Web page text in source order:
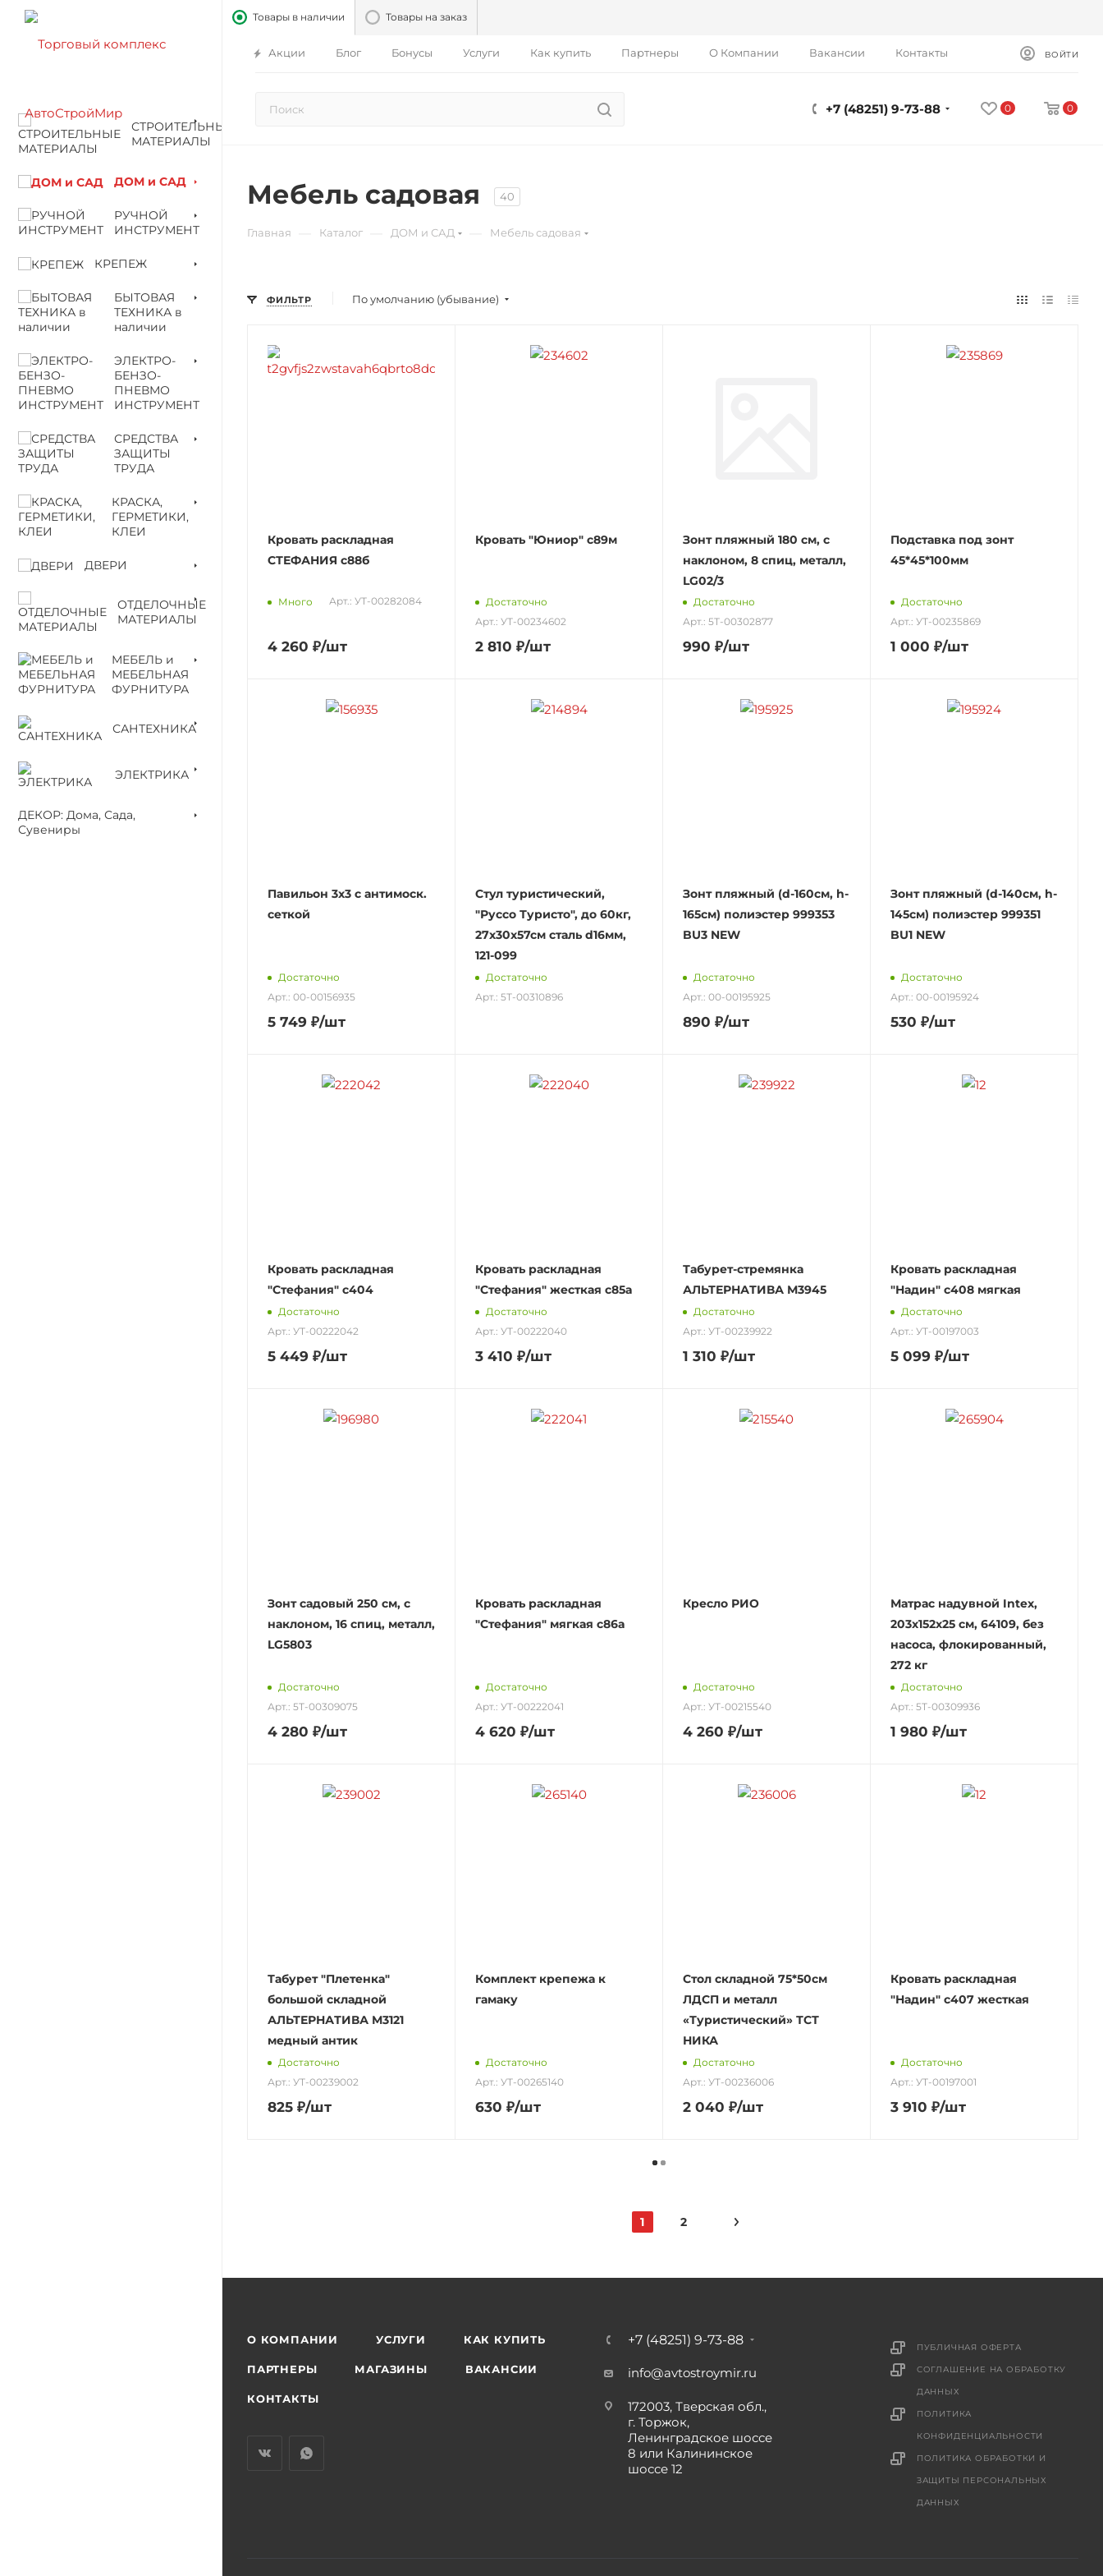
Товары в наличии Товары на заказ
Акции Блог Бонусы Услуги Как купить Партнеры О Компании Вакансии Контакты ВОЙТИ
0 0
+7 (48251) 9-73-88
СТРОИТЕЛЬНЫЕ
МАТЕРИАЛЫ
ДОМ и САД
РУЧНОЙ
ИНСТРУМЕНТ
КРЕПЕЖ
БЫТОВАЯ
ТЕХНИКА в
наличии
ЭЛЕКТРО-
БЕНЗО-
ПНЕВМО
ИНСТРУМЕНТ
СРЕДСТВА
ЗАЩИТЫ
ТРУДА
КРАСКА,
ГЕРМЕТИКИ,
КЛЕИ
ДВЕРИ
ОТДЕЛОЧНЫЕ
МАТЕРИАЛЫ
МЕБЕЛЬ и
МЕБЕЛЬНАЯ
ФУРНИТУРА
САНТЕХНИКА
ЭЛЕКТРИКА
ДЕКОР: Дома, Сада,
Сувениры
Мебель садовая 40
Главная Каталог ДОМ и САД Мебель садовая
ФИЛЬТР По умолчанию (убывание)
Кровать раскладная
СТЕФАНИЯ с88б
Много Арт.: УТ-00282084
4 260 ₽/шт
Кровать "Юниор" с89м
Достаточно
Арт.: УТ-00234602
2 810 ₽/шт
Зонт пляжный 180 см, с
наклоном, 8 спиц, металл,
LG02/3
Достаточно
Арт.: 5Т-00302877
990 ₽/шт
Подставка под зонт
45*45*100мм
Достаточно
Арт.: УТ-00235869
1 000 ₽/шт
Павильон 3х3 с антимоск.
сеткой
Достаточно
Арт.: 00-00156935
5 749 ₽/шт
Стул туристический,
"Руссо Туристо", до 60кг,
27х30х57см сталь d16мм,
121-099
Достаточно
Арт.: 5Т-00310896
Зонт пляжный (d-160см, h-
165см) полиэстер 999353
BU3 NEW
Достаточно
Арт.: 00-00195925
890 ₽/шт
Зонт пляжный (d-140см, h-
145см) полиэстер 999351
BU1 NEW
Достаточно
Арт.: 00-00195924
530 ₽/шт
Кровать раскладная
"Стефания" с404
Достаточно
Арт.: УТ-00222042
5 449 ₽/шт
Кровать раскладная
"Стефания" жесткая с85а
Достаточно
Арт.: УТ-00222040
3 410 ₽/шт
Табурет-стремянка
АЛЬТЕРНАТИВА М3945
Достаточно
Арт.: УТ-00239922
1 310 ₽/шт
Кровать раскладная
"Надин" с408 мягкая
Достаточно
Арт.: УТ-00197003
5 099 ₽/шт
Зонт садовый 250 см, с
наклоном, 16 спиц, металл,
LG5803
Достаточно
Арт.: 5Т-00309075
4 280 ₽/шт
Кровать раскладная
"Стефания" мягкая с86а
Достаточно
Арт.: УТ-00222041
4 620 ₽/шт
Кресло РИО
Достаточно
Арт.: УТ-00215540
4 260 ₽/шт
Матрас надувной Intex,
203х152х25 см, 64109, без
насоса, флокированный,
272 кг
Достаточно
Арт.: 5Т-00309936
1 980 ₽/шт
Табурет "Плетенка"
большой складной
АЛЬТЕРНАТИВА М3121
медный антик
Достаточно
Арт.: УТ-00239002
825 ₽/шт
Комплект крепежа к
гамаку
Достаточно
Арт.: УТ-00265140
630 ₽/шт
Стол складной 75*50см
ЛДСП и металл
«Туристический» ТСТ
НИКА
Достаточно
Арт.: УТ-00236006
2 040 ₽/шт
Кровать раскладная
"Надин" с407 жесткая
Достаточно
Арт.: УТ-00197001
3 910 ₽/шт
1 2
О КОМПАНИИ УСЛУГИ КАК КУПИТЬ
ПАРТНЕРЫ МАГАЗИНЫ ВАКАНСИИ
КОНТАКТЫ
+7 (48251) 9-73-88
info@avtostroymir.ru
172003, Тверская обл.,
г. Торжок,
Ленинградское шоссе
8 или Калининское
шоссе 12
ПУБЛИЧНАЯ ОФЕРТА
СОГЛАШЕНИЕ НА ОБРАБОТКУ
ДАННЫХ
ПОЛИТИКА
КОНФИДЕНЦИАЛЬНОСТИ
ПОЛИТИКА ОБРАБОТКИ И
ЗАЩИТЫ ПЕРСОНАЛЬНЫХ
ДАННЫХ